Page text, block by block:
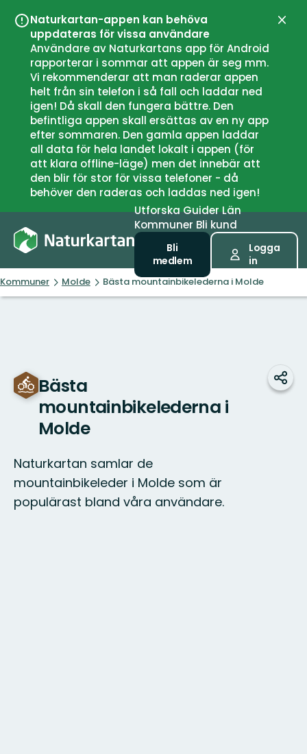
Naturkartan-appen kan behöva
uppdateras för vissa användare
Användare av Naturkartans app för Android
rapporterar i sommar att appen är seg mm.
Vi rekommenderar att man raderar appen
helt från sin telefon i så fall och laddar ned
igen! Då skall den fungera bättre. Den
befintliga appen skall ersättas av en ny app
efter sommaren. Den gamla appen laddar
all data för hela landet lokalt i appen (för
att klara offline-läge) men det innebär att
den blir för stor för vissa telefoner - då
behöver den raderas och laddas ned igen!
UtforskaGuiderLän
Kommuner Bli kund
Bli
medlem
Logga
in
Kommuner Molde Bästa mountainbikelederna i Molde
Bästa
mountainbikelederna i
Molde
Naturkartan samlar de
mountainbikeleder i Molde som är
populärast bland våra användare.
Dela